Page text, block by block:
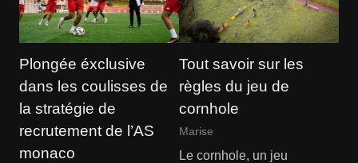
Plongée éxclusive
dans les coulisses de
la stratégie de
recrutement de l’AS
monaco
Tout savoir sur les
règles du jeu de
cornhole
Marise
Le cornhole, un jeu